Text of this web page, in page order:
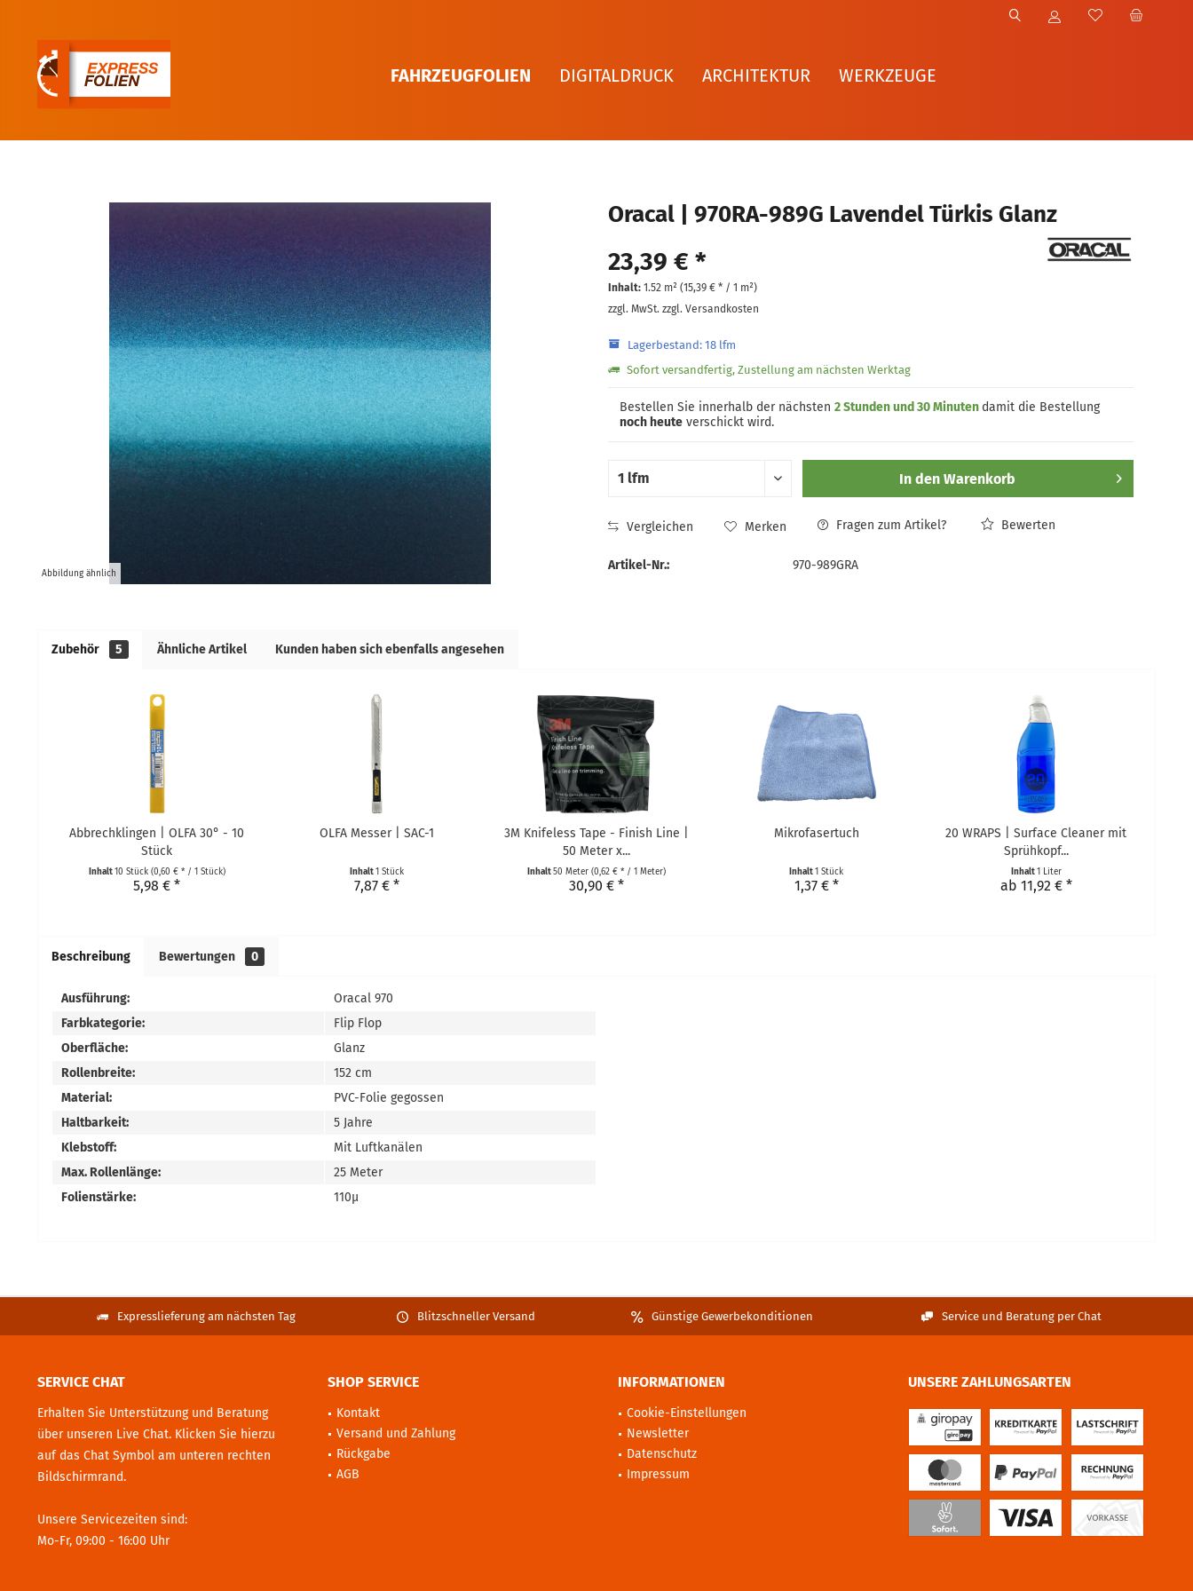
FAHRZEUGFOLIEN DIGITALDRUCK ARCHITEKTUR WERKZEUGE
Abbildung ähnlich
Oracal | 970RA-989G Lavendel Türkis Glanz
23,39 € *
Inhalt: 1.52 m² (15,39 €* / 1 m²)
zzgl. MwSt. zzgl. Versandkosten
Lagerbestand: 18 lfm
Sofort versandfertig, Zustellung am nächsten Werktag
Bestellen Sie innerhalb der nächsten 2 Stunden und 30 Minuten damit die Bestellung
noch heuteverschickt wird.
In den Warenkorb
Vergleichen Merken Fragen zum Artikel? Bewerten
Artikel-Nr.: 970-989GRA
Zubehör 5 Ähnliche Artikel Kunden haben sich ebenfalls angesehen
Abbrechklingen | OLFA 30° - 10
Stück
Inhalt10 Stück (0,60 € * / 1 Stück)
5,98 € *
OLFA Messer | SAC-1
Inhalt1 Stück
7,87 € *
3M Knifeless Tape - Finish Line |
50 Meter x...
Inhalt50 Meter (0,62 € * / 1 Meter)
30,90 € *
Mikrofasertuch
Inhalt1 Stück
1,37 € *
20 WRAPS | Surface Cleaner mit
Sprühkopf...
Inhalt1 Liter
ab 11,92 € *
Beschreibung Bewertungen 0
Ausführung:
Oracal 970
Farbkategorie:
Flip Flop
Oberfläche:
Glanz
Rollenbreite:
152 cm
Material:
PVC-Folie gegossen
Haltbarkeit:
5 Jahre
Klebstoff:
Mit Luftkanälen
Max. Rollenlänge:
25 Meter
Folienstärke:
110µ
Expresslieferung am nächsten Tag Blitzschneller Versand Günstige Gewerbekonditionen Service und Beratung per Chat
SERVICE CHAT
Erhalten Sie Unterstützung und Beratung
über unseren Live Chat. Klicken Sie hierzu
auf das Chat Symbol am unteren rechten
Bildschirmrand.
Unsere Servicezeiten sind:
Mo-Fr, 09:00 - 16:00 Uhr
SHOP SERVICE
Kontakt
Versand und Zahlung
Rückgabe
AGB
INFORMATIONEN
Cookie-Einstellungen
Newsletter
Datenschutz
Impressum
UNSERE ZAHLUNGSARTEN